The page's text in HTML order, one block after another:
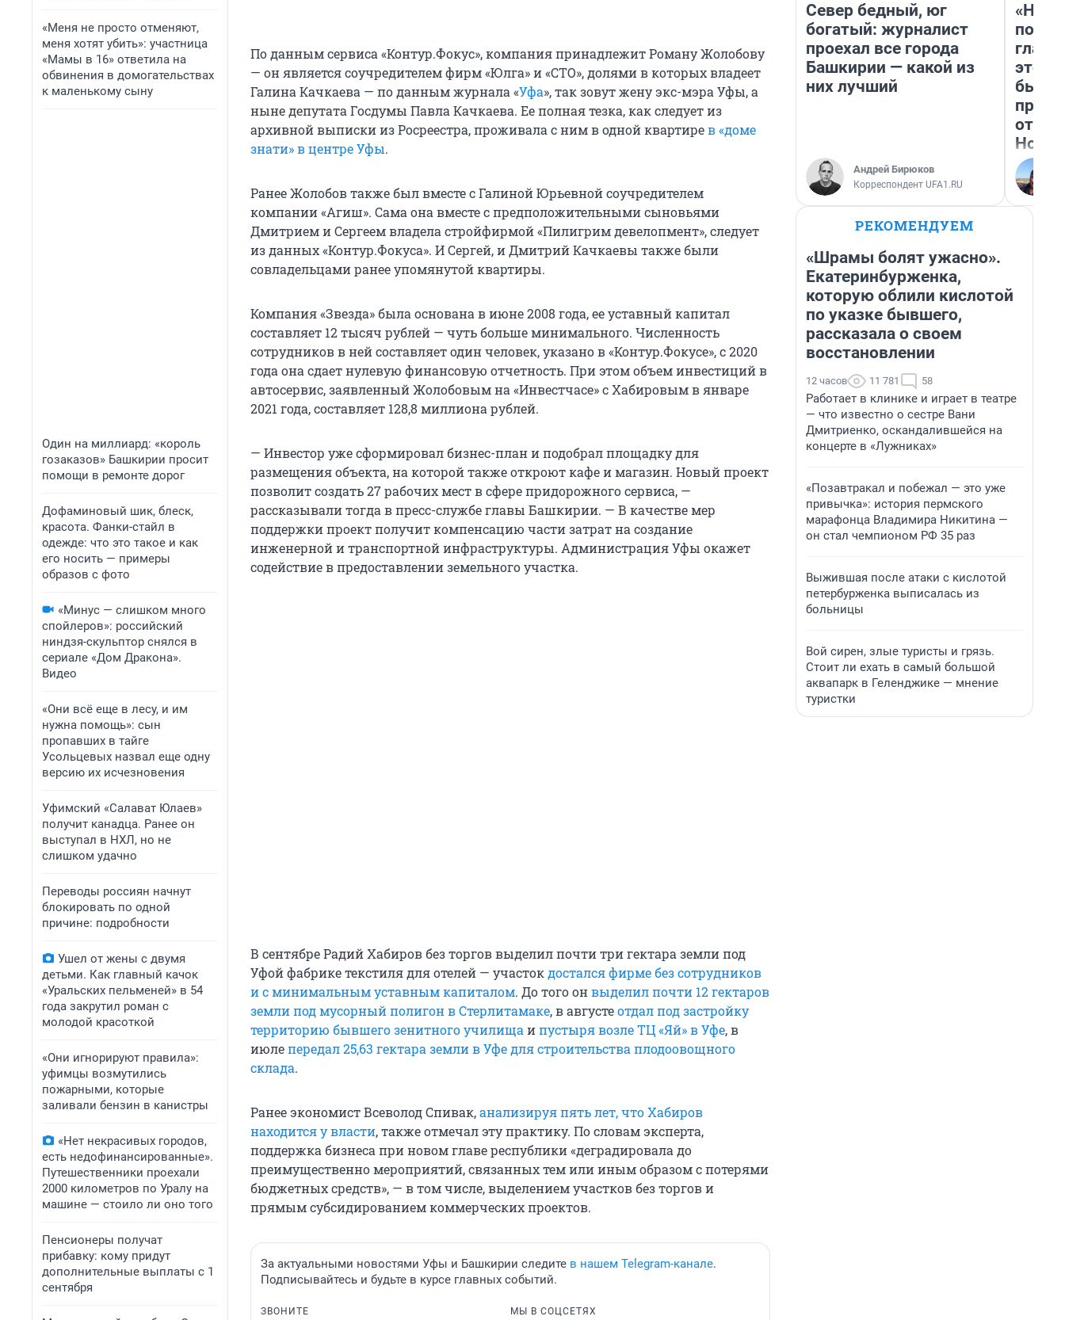
«Меня не просто отменяют,
меня хотят убить»: участница
«Мамы в 16» ответила на
обвинения в домогательствах
к маленькому сыну
Один на миллиард: «король
гозаказов» Башкирии просит
помощи в ремонте дорог
Дофаминовый шик, блеск,
красота. Фанки-стайл в
одежде: что это такое и как
его носить — примеры
образов с фото
«Минус — слишком много
спойлеров»: российский
ниндзя-скульптор снялся в
сериале «Дом Дракона».
Видео
«Они всё еще в лесу, и им
нужна помощь»: сын
пропавших в тайге
Усольцевых назвал еще одну
версию их исчезновения
Уфимский «Салават Юлаев»
получит канадца. Ранее он
выступал в НХЛ, но не
слишком удачно
Переводы россиян начнут
блокировать по одной
причине: подробности
Ушел от жены с двумя
детьми. Как главный качок
«Уральских пельменей» в 54
года закрутил роман с
молодой красоткой
«Они игнорируют правила»:
уфимцы возмутились
пожарными, которые
заливали бензин в канистры
«Нет некрасивых городов,
есть недофинансированные».
Путешественники проехали
2000 километров по Уралу на
машине — стоило ли оно того
Пенсионеры получат
прибавку: кому придут
дополнительные выплаты с 1
сентября
По данным сервиса «Контур.Фокус», компания принадлежит Роману Жолобову
— он является соучредителем фирм «Юлга» и «СТО», долями в которых владеет
Галина Качкаева — по данным журнала «Уфа», так зовут жену экс-мэра Уфы, а
ныне депутата Госдумы Павла Качкаева. Ее полная тезка, как следует из
архивной выписки из Росреестра, проживала с ним в одной квартирев «доме
знати» в центре Уфы.
Ранее Жолобов также был вместе с Галиной Юрьевной соучредителем
компании «Агиш». Сама она вместе с предположительными сыновьями
Дмитрием и Сергеем владела стройфирмой «Пилигрим девелопмент», следует
из данных «Контур.Фокуса». И Сергей, и Дмитрий Качкаевы также были
совладельцами ранее упомянутой квартиры.
Компания «Звезда» была основана в июне 2008 года, ее уставный капитал
составляет 12 тысяч рублей — чуть больше минимального. Численность
сотрудников в ней составляет один человек, указано в «Контур.Фокусе», с 2020
года она сдает нулевую финансовую отчетность. При этом объем инвестиций в
автосервис, заявленный Жолобовым на «Инвестчасе» с Хабировым в январе
2021 года, составляет 128,8 миллиона рублей.
— Инвестор уже сформировал бизнес-план и подобрал площадку для
размещения объекта, на которой также откроют кафе и магазин. Новый проект
позволит создать 27 рабочих мест в сфере придорожного сервиса, —
рассказывали тогда в пресс-службе главы Башкирии. — В качестве мер
поддержки проект получит компенсацию части затрат на создание
инженерной и транспортной инфраструктуры. Администрация Уфы окажет
содействие в предоставлении земельного участка.
В сентябре Радий Хабиров без торгов выделил почти три гектара земли под
Уфой фабрике текстиля для отелей — участокдостался фирме без сотрудников
и с минимальным уставным капиталом. До того онвыделил почти 12 гектаров
земли под мусорный полигон в Стерлитамаке, в августеотдал под застройку
территорию бывшего зенитного училища ипустыря возле ТЦ «Яй» в Уфе, в
июлепередал 25,63 гектара земли в Уфе для строительства плодоовощного
склада.
Ранее экономист Всеволод Спивак,анализируя пять лет, что Хабиров
находится у власти, также отмечал эту практику. По словам эксперта,
поддержка бизнеса при новом главе республики «деградировала до
преимущественно мероприятий, связанных тем или иным образом с потерями
бюджетных средств», — в том числе, выделением участков без торгов и
прямым субсидированием коммерческих проектов.
За актуальными новостями Уфы и Башкирии следите в нашем Telegram-канале.
Подписывайтесь и будьте в курсе главных событий.
ЗВОНИТЕ МЫ В СОЦСЕТЯХ
Север бедный, юг
богатый: журналист
проехал все города
Башкирии — какой из
них лучший
Андрей Бирюков
Корреспондент UFA1.RU
этого
бьет
РЕКОМЕНДУЕМ
«Шрамы болят ужасно».
Екатеринбурженка,
которую облили кислотой
по указке бывшего,
рассказала о своем
восстановлении
12 часов 11 781 58
Работает в клинике и играет в театре
— что известно о сестре Вани
Дмитриенко, оскандалившейся на
концерте в «Лужниках»
«Позавтракал и побежал — это уже
привычка»: история пермского
марафонца Владимира Никитина —
он стал чемпионом РФ 35 раз
Выжившая после атаки с кислотой
петербурженка выписалась из
больницы
Вой сирен, злые туристы и грязь.
Стоит ли ехать в самый большой
аквапарк в Геленджике — мнение
туристки